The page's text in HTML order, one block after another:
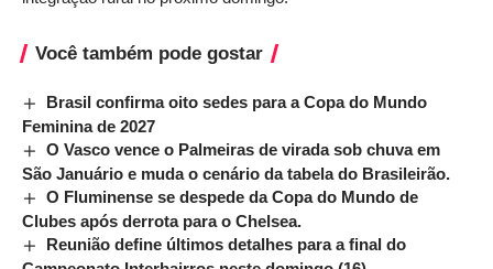
Você também pode gostar
Brasil confirma oito sedes para a Copa do Mundo
Feminina de 2027
O Vasco vence o Palmeiras de virada sob chuva em
São Januário e muda o cenário da tabela do Brasileirão.
O Fluminense se despede da Copa do Mundo de
Clubes após derrota para o Chelsea.
Reunião define últimos detalhes para a final do